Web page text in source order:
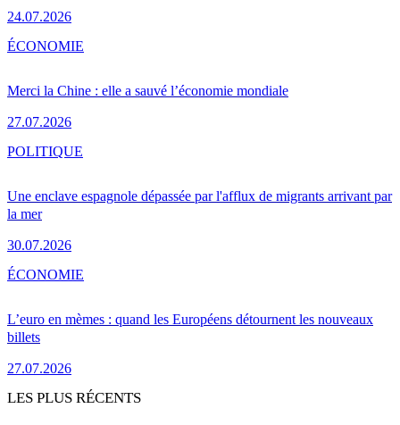
24.07.2026
Merci la Chine : elle a sauvé l’économie mondiale
27.07.2026
ÉCONOMIE
Une enclave espagnole dépassée par l'afflux de migrants arrivant par
la mer
30.07.2026
POLITIQUE
L’euro en mèmes : quand les Européens détournent les nouveaux
billets
27.07.2026
ÉCONOMIE
LES PLUS RÉCENTS